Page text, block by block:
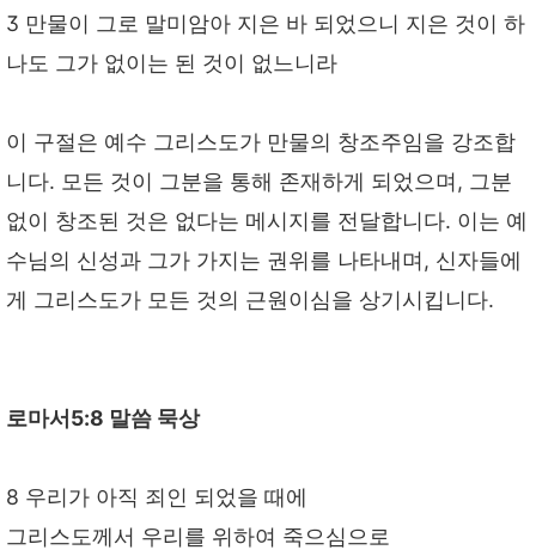
3 만물이 그로 말미암아 지은 바 되었으니 지은 것이 하
나도 그가 없이는 된 것이 없느니라
이 구절은 예수 그리스도가 만물의 창조주임을 강조합
니다. 모든 것이 그분을 통해 존재하게 되었으며, 그분
없이 창조된 것은 없다는 메시지를 전달합니다. 이는 예
수님의 신성과 그가 가지는 권위를 나타내며, 신자들에
게 그리스도가 모든 것의 근원이심을 상기시킵니다.
로마서5:8 말씀 묵상
8 우리가 아직 죄인 되었을 때에
그리스도께서 우리를 위하여 죽으심으로